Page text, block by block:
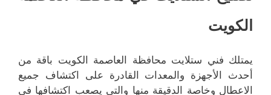
الكويت
يمتلك فني ستلايت محافظة العاصمة الكويت باقة من
أحدث الأجهزة والمعدات القادرة على اكتشاف جميع
الاعطال وخاصة الدقيقة منها والتي يصعب اكتشافها في